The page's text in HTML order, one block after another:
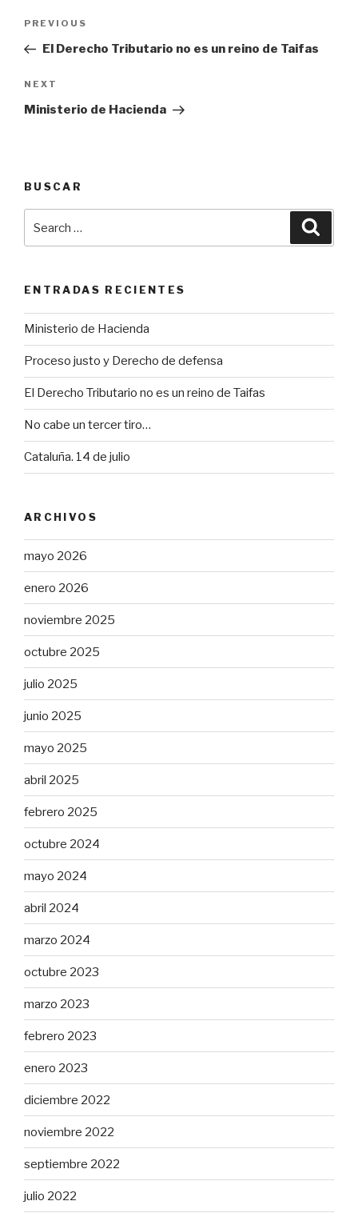
Navegación
Previous
Post
PREVIOUS
El Derecho Tributario no es un reino de Taifas
Next
Post
NEXT
Ministerio de Hacienda
BUSCAR
ENTRADAS RECIENTES
Ministerio de Hacienda
Proceso justo y Derecho de defensa
El Derecho Tributario no es un reino de Taifas
No cabe un tercer tiro…
Cataluña. 14 de julio
ARCHIVOS
mayo 2026
enero 2026
noviembre 2025
octubre 2025
julio 2025
junio 2025
mayo 2025
abril 2025
febrero 2025
octubre 2024
mayo 2024
abril 2024
marzo 2024
octubre 2023
marzo 2023
febrero 2023
enero 2023
diciembre 2022
noviembre 2022
septiembre 2022
julio 2022